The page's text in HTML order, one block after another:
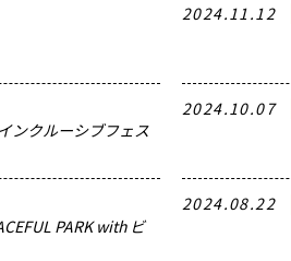
2024.11.12
ンクルーシブフェス
2024.10.07
PARK with ビ
2024.08.22